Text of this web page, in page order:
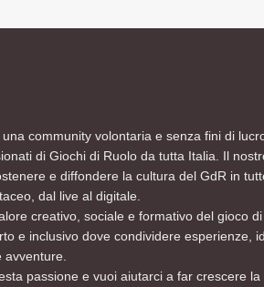
community volontaria e senza fini di
di Giochi di Ruolo da tutta Italia. Il
e diffondere la cultura del GdR in
dal live al digitale.
creativo, sociale e formativo del gioco
e inclusivo dove condividere esperienze,
passione e vuoi aiutarci a far crescere